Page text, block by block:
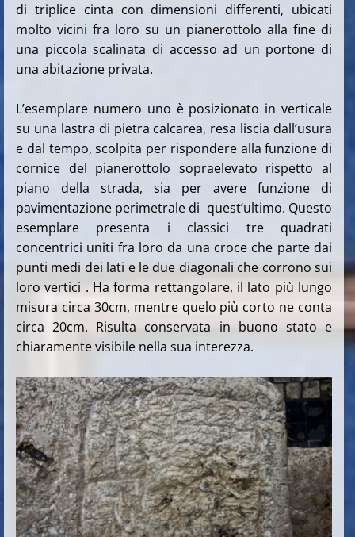
di triplice cinta con dimensioni differenti, ubicati
molto vicini fra loro su un pianerottolo alla fine di
una piccola scalinata di accesso ad un portone di
una abitazione privata.
L’esemplare numero uno è posizionato in verticale
su una lastra di pietra calcarea, resa liscia dall’usura
e dal tempo, scolpita per rispondere alla funzione di
cornice del pianerottolo sopraelevato rispetto al
piano della strada, sia per avere funzione di
pavimentazione perimetrale di quest’ultimo. Questo
esemplare presenta i classici tre quadrati
concentrici uniti fra loro da una croce che parte dai
punti medi dei lati e le due diagonali che corrono sui
loro vertici . Ha forma rettangolare, il lato più lungo
misura circa 30cm, mentre quelo più corto ne conta
circa 20cm. Risulta conservata in buono stato e
chiaramente visibile nella sua interezza.